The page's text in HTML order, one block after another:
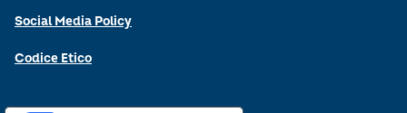
Social Media Policy
Codice Etico